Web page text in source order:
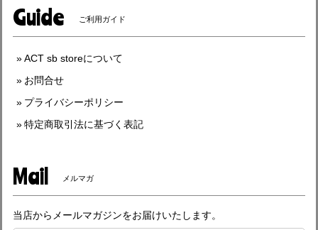
Guide ご利用ガイド
ACT sb storeについて
お問合せ
プライバシーポリシー
特定商取引法に基づく表記
Mail メルマガ
当店からメールマガジンをお届けいたします。